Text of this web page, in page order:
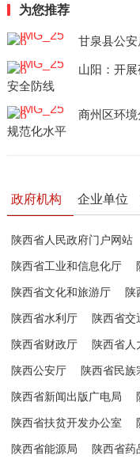
为您推荐
甘泉县公
山阳：开
安全防线
商州区环
规范化水平
政府机构 企业单位
陕西省人民政府门户网站
陕西省工业和信息化厅
陕西省文化和旅游厅 陕
陕西省水利厅 陕西省交
陕西省财政厅 陕西省人
陕西公安厅 陕西省民族
陕西省新闻出版广电局
陕西省扶贫开发办公室
陕西省能源局 陕西省药